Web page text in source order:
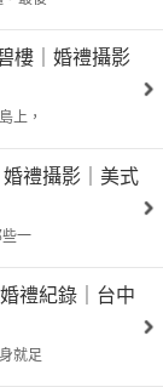
樓｜婚禮攝影
上，
禮攝影｜美式
一
禮紀錄｜台中
就足